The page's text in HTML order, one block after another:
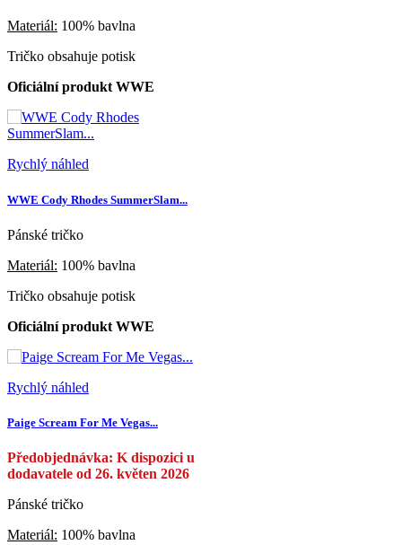
Materiál: 100% bavlna
Tričko obsahuje potisk
Oficiální produkt WWE
Rychlý náhled
WWE Cody Rhodes SummerSlam...
Pánské tričko
Materiál: 100% bavlna
Tričko obsahuje potisk
Oficiální produkt WWE
Rychlý náhled
Paige Scream For Me Vegas...
Předobjednávka: K dispozici u
dodavatele od 26. květen 2026
Pánské tričko
Materiál: 100% bavlna